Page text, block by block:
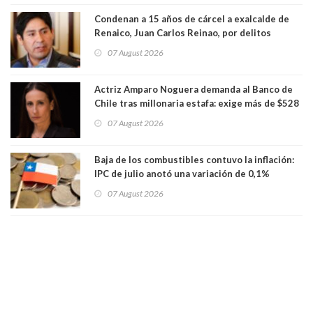
Condenan a 15 años de cárcel a exalcalde de
Renaico, Juan Carlos Reinao, por delitos
07 August 2026
Actriz Amparo Noguera demanda al Banco de
Chile tras millonaria estafa: exige más de $528
07 August 2026
Baja de los combustibles contuvo la inflación:
IPC de julio anotó una variación de 0,1%
07 August 2026